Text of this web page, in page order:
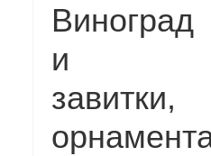
Виноград
и
завитки,